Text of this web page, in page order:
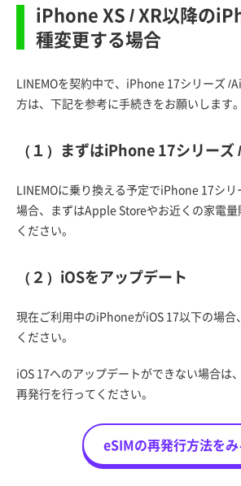
iPhone XS / XR以降の
種変更する場合
LINEMOを契約中で、iPhone 17シリーズ /
方は、下記を参考に手続きをお願いします。
（１）まずはiPhone 17シリーズ
LINEMOに乗り換える予定でiPhone 17シ
場合、まずはApple Storeやお近くの家電
ください。
（２）iOSをアップデート
現在ご利用中のiPhoneがiOS 17以下の場合
ください。
iOS 17へのアップデートができない場合は
再発行を行ってください。
eSIMの再発行方法をみ